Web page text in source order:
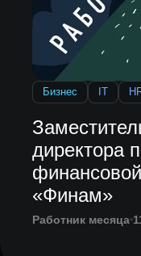
Бизнес IT
директора
«Финам»
Работник месяца